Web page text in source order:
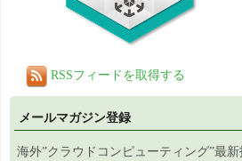
RSSフィードを取得する
メールマガジン登録
海外”クラウドコンピューティング”最